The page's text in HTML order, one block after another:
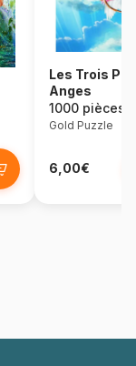
Les Trois
Anges
1000 pièces
Gold Puzzle
6,00€